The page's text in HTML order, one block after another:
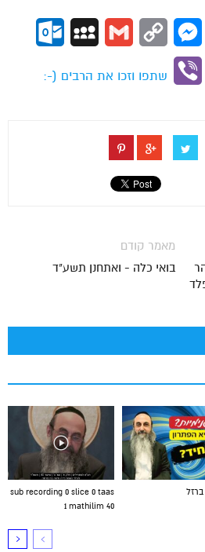
WhatsApp
Messenger
Copy
Gmail
MySpace
Telegram
Viber
שתפו וזכו את הרבים (-:
מאמר קודם
בואי כלה - ואתחנן תשע"ד
sub recording 0 slice 0 taas
1 mathilim 40